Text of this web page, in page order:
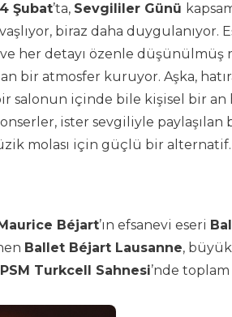
Şubat’ta, Sevgililer Günü
biraz daha duygulanıyor.
ve her detayı özenle
bir atmosfer kuruyor. Aşka,
salonun içinde bile kişisel bir an
ister sevgiliyle paylaşılan
molası için güçlü bir alternatif.
Maurice Béjart’ın efsanevi eseri
Ballet Béjart Lausanne,
Turkcell Sahnesi’nde